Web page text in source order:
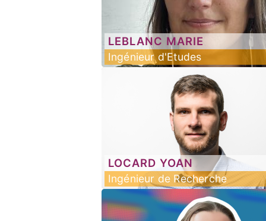
LEBLANC MARIE
Ingénieur d'Etudes
LOCARD YOAN
Ingénieur de Recherche